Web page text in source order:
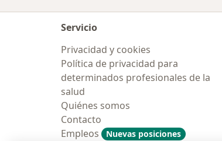
Servicio
Privacidad y cookies
Política de privacidad para
determinados profesionales de la
salud
Quiénes somos
Contacto
Empleos
Nuevas posiciones